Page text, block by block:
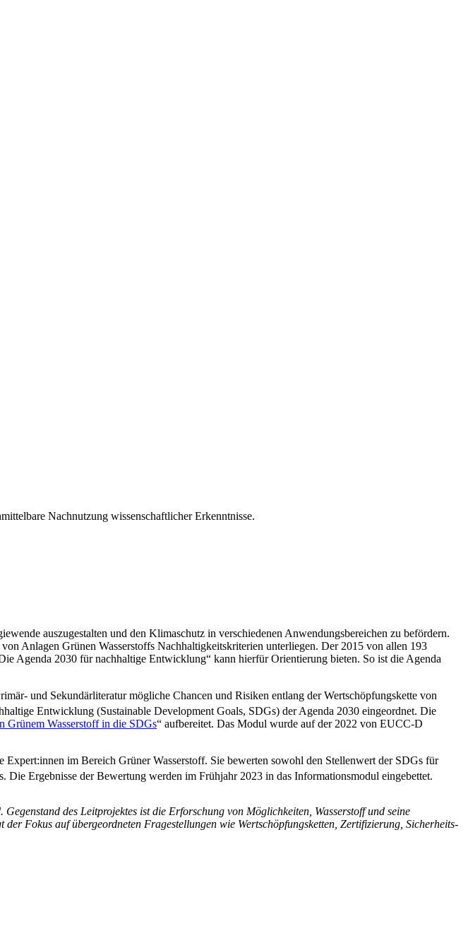
Nachnutzung wissenschaftlicher Erkenntnisse.
auszugestalten und den Klimaschutz in verschiedenen Anwendungsbereichen zu befördern.
Anlagen Grünen Wasserstoffs Nachhaltigkeitskriterien unterliegen. Der 2015 von allen 193
Agenda 2030 für nachhaltige Entwicklung“ kann hierfür Orientierung bieten. So ist die Agenda
und Sekundärliteratur mögliche Chancen und Risiken entlang der Wertschöpfungskette von
Entwicklung (Sustainable Development Goals, SDGs) der Agenda 2030 eingeordnet. Die
Grünem Wasserstoff in die SDGs“ aufbereitet. Das Modul wurde auf der 2022 von EUCC-D
im Bereich Grüner Wasserstoff. Sie bewerten sowohl den Stellenwert der SDGs für
Ergebnisse der Bewertung werden im Frühjahr 2023 in das Informationsmodul eingebettet.
des Leitprojektes ist die Erforschung von Möglichkeiten, Wasserstoff und seine
Fokus auf übergeordneten Fragestellungen wie Wertschöpfungsketten, Zertifizierung, Sicherheits-